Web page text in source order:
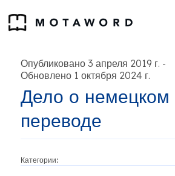
Опубликовано 3 апреля 2019 г. -
Обновлено 1 октября 2024 г.
Дело о немецком
переводе
Категории: